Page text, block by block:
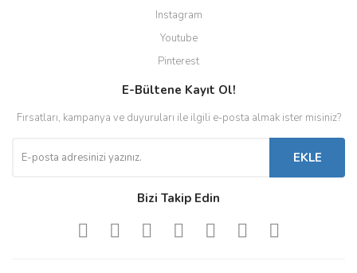
Instagram
Youtube
Pinterest
E-Bültene Kayıt Ol!
Fırsatları, kampanya ve duyuruları ile ilgili e-posta almak ister misiniz?
EKLE
Bizi Takip Edin